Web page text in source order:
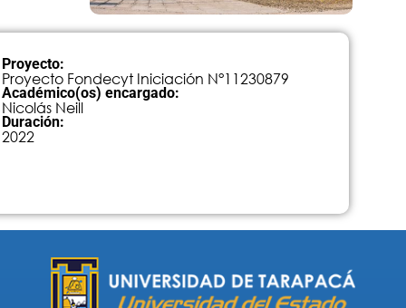
Proyecto:
Proyecto Fondecyt Iniciación N°11230879
Académico(os) encargado:
Nicolás Neill
Duración:
2022